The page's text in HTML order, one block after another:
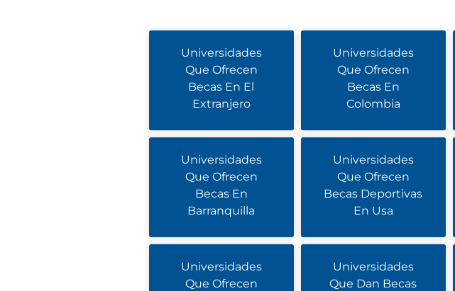
Universidades
Que Ofrecen
Becas En El
Extranjero
Universidades
Que Ofrecen
Becas En
Colombia
Universidades
Que Ofrecen
Becas En
Barranquilla
Universidades
Que Ofrecen
Becas Deportivas
En Usa
Universidades
Que Ofrecen
Universidades
Que Dan Becas